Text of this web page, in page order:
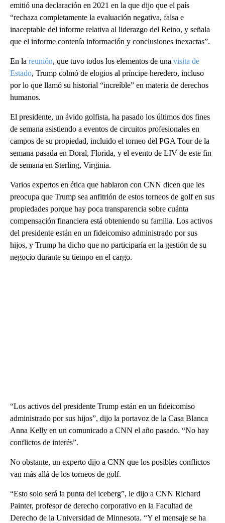
emitió una declaración en 2021 en la que dijo que el país
“rechaza completamente la evaluación negativa, falsa e
inaceptable del informe relativa al liderazgo del Reino, y señala
que el informe contenía información y conclusiones inexactas”.
En la reunión, que tuvo todos los elementos de una visita de
Estado, Trump colmó de elogios al príncipe heredero, incluso
por lo que llamó su historial “increíble” en materia de derechos
humanos.
El presidente, un ávido golfista, ha pasado los últimos dos fines
de semana asistiendo a eventos de circuitos profesionales en
campos de su propiedad, incluido el torneo del PGA Tour de la
semana pasada en Doral, Florida, y el evento de LIV de este fin
de semana en Sterling, Virginia.
Varios expertos en ética que hablaron con CNN dicen que les
preocupa que Trump sea anfitrión de estos torneos de golf en sus
propiedades porque hay poca transparencia sobre cuánta
compensación financiera está obteniendo su familia. Los activos
del presidente están en un fideicomiso administrado por sus
hijos, y Trump ha dicho que no participaría en la gestión de su
negocio durante su tiempo en el cargo.
“Los activos del presidente Trump están en un fideicomiso
administrado por sus hijos”, dijo la portavoz de la Casa Blanca
Anna Kelly en un comunicado a CNN el año pasado. “No hay
conflictos de interés”.
No obstante, un experto dijo a CNN que los posibles conflictos
van más allá de los torneos de golf.
“Esto solo será la punta del iceberg”, le dijo a CNN Richard
Painter, profesor de derecho corporativo en la Facultad de
Derecho de la Universidad de Minnesota. “Y el mensaje se ha